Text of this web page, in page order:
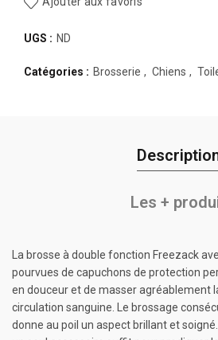
UGS : ND
Catégories : Brosserie , Chiens ,
Les +
La brosse à double fonction Freezack
pourvues de capuchons de protection
en douceur et de masser agréablement
circulation sanguine. Le brossage
donne au poil un aspect brillant et